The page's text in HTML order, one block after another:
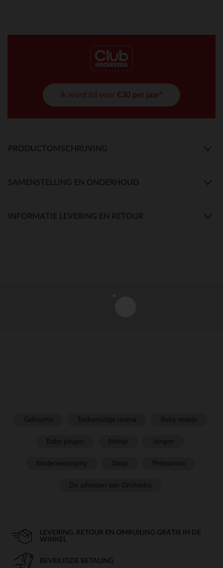
Ik word lid voor €30 per jaar*
PRODUCTOMSCHRIJVING
SAMENSTELLING EN ONDERHOUD
INFORMATIE LEVERING EN RETOUR
LEVERING, RETOUR EN OMRUILING GRATIS IN DE
WINKEL
BEVEILIGDE BETALING